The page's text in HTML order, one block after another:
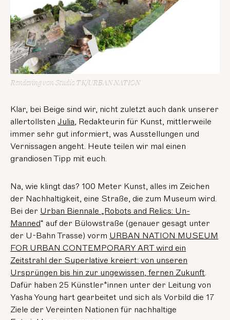
Rendering von Studio TK/URBAN NATION
Klar, bei Beige sind wir, nicht zuletzt auch dank unserer
allertollsten Julia, Redakteurin für Kunst, mittlerweile
immer sehr gut informiert, was Ausstellungen und
Vernissagen angeht. Heute teilen wir mal einen
grandiosen Tipp mit euch.
Na, wie klingt das? 100 Meter Kunst, alles im Zeichen
der Nachhaltigkeit, eine Straße, die zum Museum wird.
Bei der Urban Biennale „Robots and Relics: Un-
Manned“ auf der Bülowstraße (genauer gesagt unter
der U-Bahn Trasse) vorm URBAN NATION MUSEUM
FOR URBAN CONTEMPORARY ART wird ein
Zeitstrahl der Superlative kreiert: von unseren
Ursprüngen bis hin zur ungewissen, fernen Zukunft.
Dafür haben 25 Künstler*innen unter der Leitung von
Yasha Young hart gearbeitet und sich als Vorbild die 17
Ziele der Vereinten Nationen für nachhaltige